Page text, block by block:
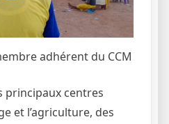
adhérent du CCM
principaux centres
et l’agriculture, des